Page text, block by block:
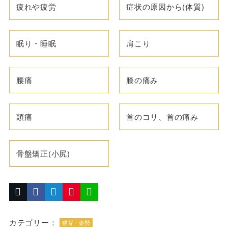
疲れや疲労 症状の原因から(体質)
眠り・睡眠 肩こり
腰痛 膝の痛み
頭痛 首のコリ、首の痛み
骨盤矯正(小尻)
カテゴリー： 猫背・姿勢